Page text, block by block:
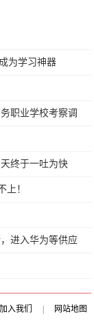
为学习神器
职业学校考察调
终于一吐为快
上！
进入华为等供应
加入我们 |
网站地图